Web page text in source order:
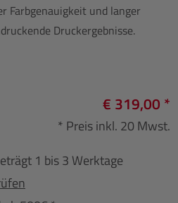
Farbgenauigkeit und langer
Druckergebnisse.
€ 319,00 *
* Preis inkl. 20 Mwst.
1 bis 3 Werktage